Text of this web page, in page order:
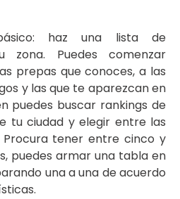
haz una lista de
zona. Puedes comenzar
prepas que conoces, a las
y las que te aparezcan en
puedes buscar rankings de
tu ciudad y elegir entre las
tener entre cinco y
puedes armar una tabla en
una a una de acuerdo